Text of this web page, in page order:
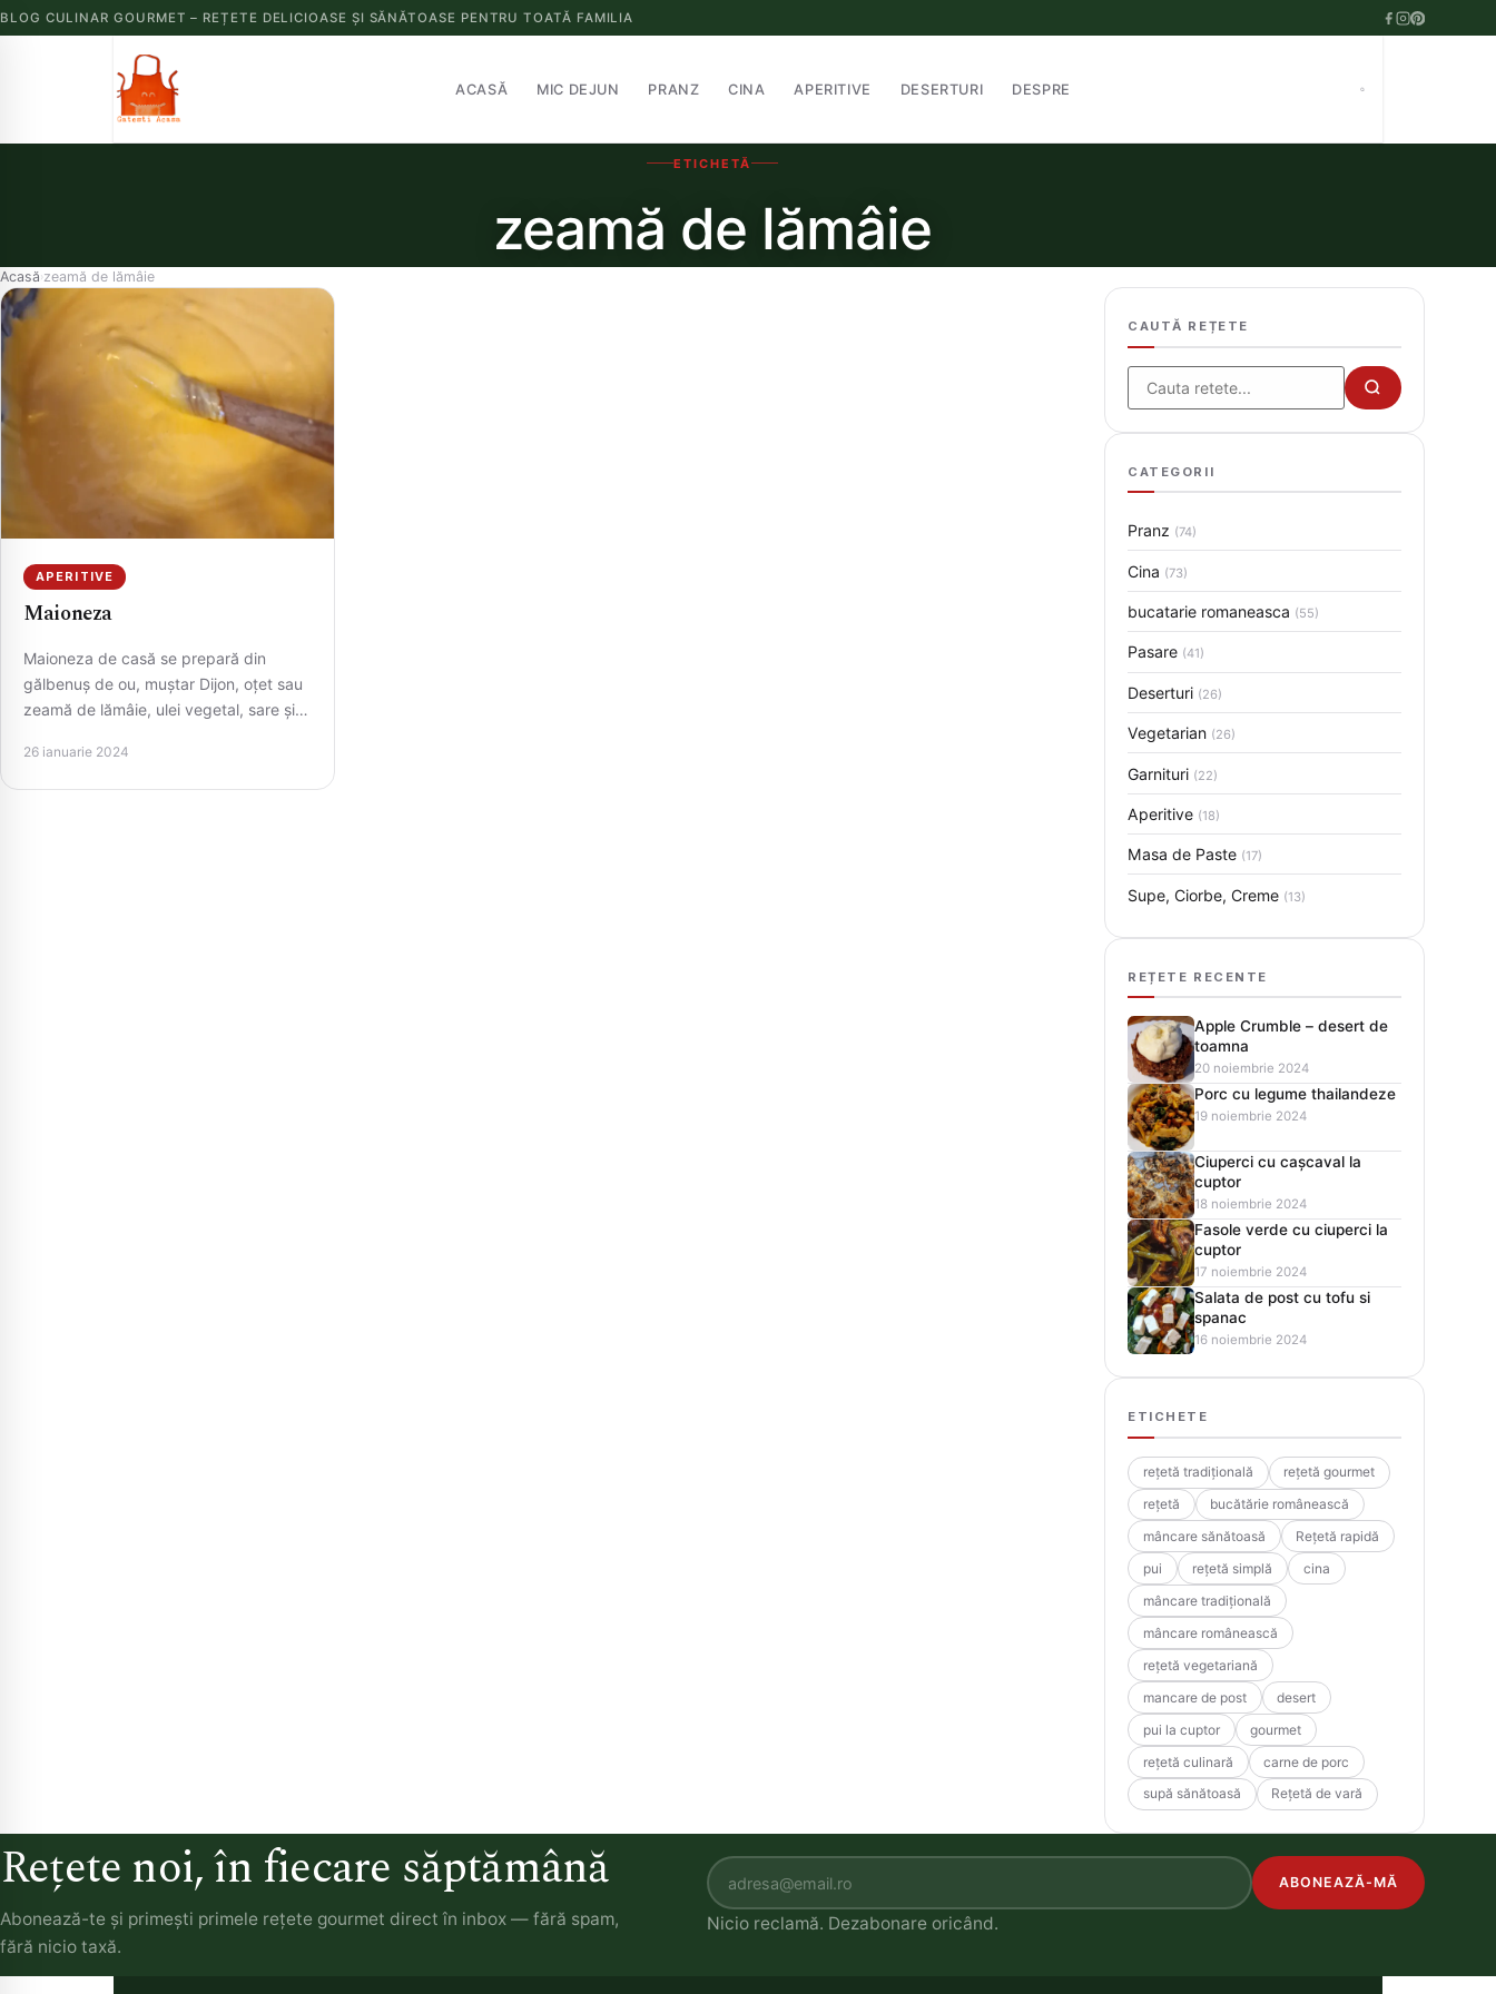
BLOG CULINAR GOURMET – REȚETE DELICIOASE ȘI SĂNĂTOASE PENTRU TOATĂ FAMILIA
ACASĂ MIC DEJUN PRANZ CINA APERITIVE DESERTURI DESPRE
ETICHETĂ
zeamă de lămâie
Acasă›zeamă de lămâie
APERITIVE
Maioneza
Maioneza de casă se prepară din
gălbenuș de ou, muștar Dijon, oțet sau
zeamă de lămâie, ulei vegetal, sare și
26 ianuarie 2024
CAUTĂ REȚETE
Cauta
CATEGORII
Pranz (74)
Cina (73)
bucatarie romaneasca (55)
Pasare (41)
Deserturi (26)
Vegetarian (26)
Garnituri (22)
Aperitive (18)
Masa de Paste (17)
Supe, Ciorbe, Creme (13)
REȚETE RECENTE
Apple Crumble – desert de
toamna
20 noiembrie 2024
Porc cu legume thailandeze
19 noiembrie 2024
Ciuperci cu cașcaval la
cuptor
18 noiembrie 2024
Fasole verde cu ciuperci la
cuptor
17 noiembrie 2024
Salata de post cu tofu si
spanac
16 noiembrie 2024
ETICHETE
rețetă tradițională
rețetă gourmet
rețetă
bucătărie românească
mâncare sănătoasă
Rețetă rapidă
pui
rețetă simplă
cina
mâncare tradițională
mâncare românească
rețetă vegetariană
mancare de post
desert
pui la cuptor
gourmet
rețetă culinară
carne de porc
supă sănătoasă
Rețetă de vară
Rețete noi, în fiecare săptămână
Abonează-te și primești primele rețete gourmet direct în inbox — fără spam,
fără nicio taxă.
ABONEAZĂ-MĂ
Nicio reclamă. Dezabonare oricând.